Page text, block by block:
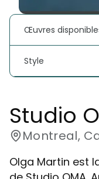
Œuvres
Style
Studio
Montreal,
Olga Martin est